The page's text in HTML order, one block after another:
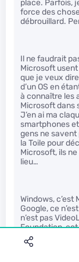
place. Parfois,
force des
débrouillard.
Il ne faudrait
Microsoft usent
que je veux
d’un OS en
à connaître les
Microsoft dans
J’en ai ma
smartphones
gens ne
la Toile pour
Microsoft, ils
lieu…
Windows, c’est
Google, ce
n’est pas
Foundation,
n’a pas a
que les